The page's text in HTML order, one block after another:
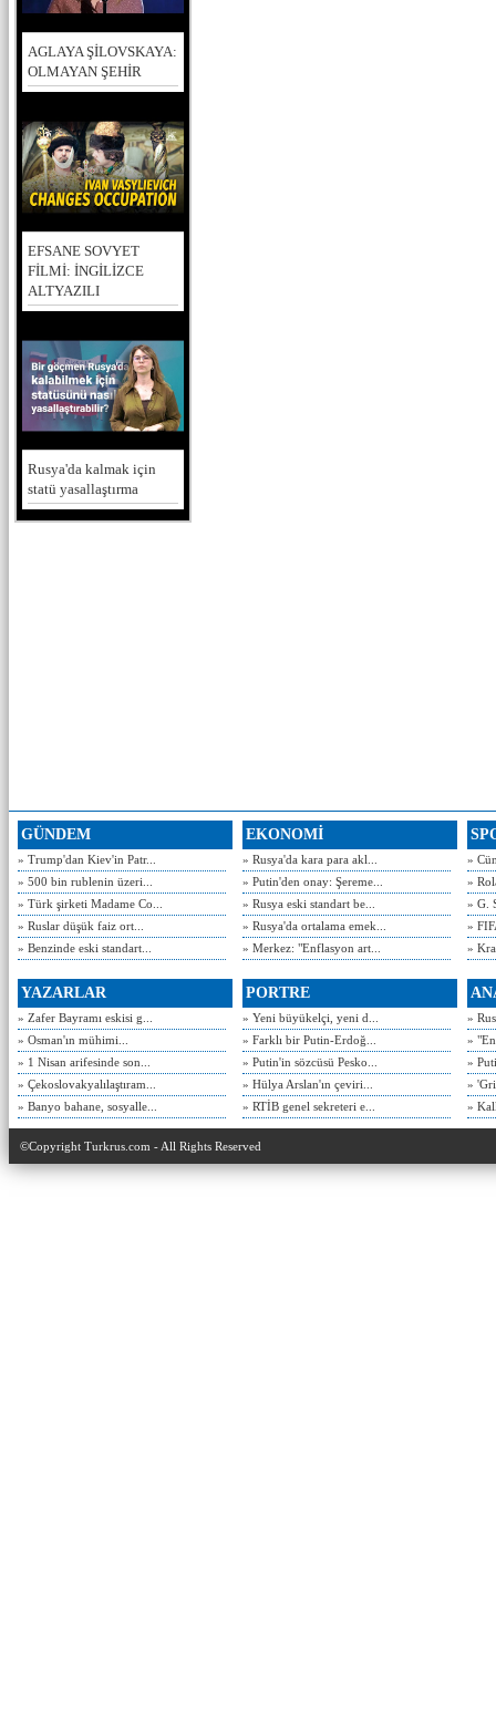
AGLAYA ŞİLOVSKAYA:
OLMAYAN ŞEHİR
EFSANE SOVYET
FİLMİ: İNGİLİZCE
ALTYAZILI
Rusya'da kalmak için
statü yasallaştırma
GÜNDEM
» Trump'dan Kiev'in Patr...
» 500 bin rublenin üzeri...
» Türk şirketi Madame Co...
» Ruslar düşük faiz ort...
» Benzinde eski standart...
EKONOMİ
» Rusya'da kara para akl...
» Putin'den onay: Şereme...
» Rusya eski standart be...
» Rusya'da ortalama emek...
» Merkez: "Enflasyon art...
»
»
» G.
»
»
YAZARLAR
» Zafer Bayramı eskisi g...
» Osman'ın mühimi...
» 1 Nisan arifesinde son...
» Çekoslovakyalılaştıram...
» Banyo bahane, sosyalle...
PORTRE
» Yeni büyükelçi, yeni d...
» Farklı bir Putin-Erdoğ...
» Putin'in sözcüsü Pesko...
» Hülya Arslan'ın çeviri...
» RTİB genel sekreteri e...
»
»
»
»
»
©Copyright Turkrus.com - All Rights Reserved